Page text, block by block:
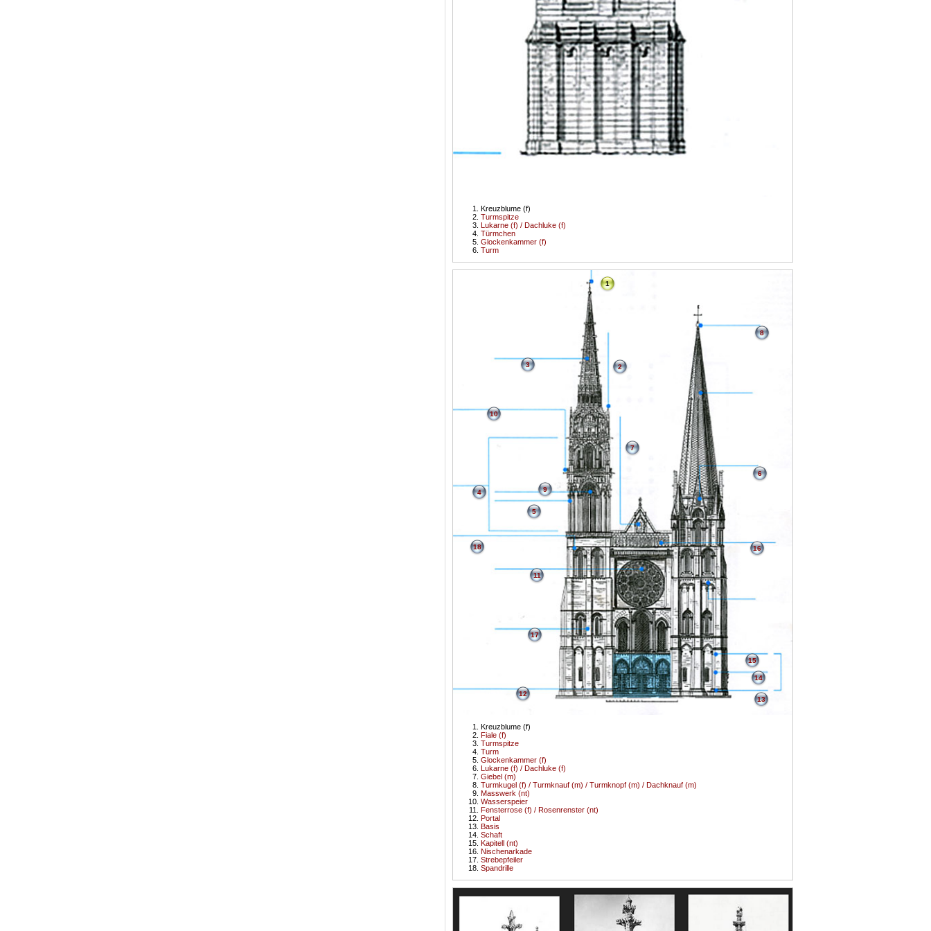
Kreuzblume (f)
Turmspitze
Lukarne (f) / Dachluke (f)
Türmchen
Glockenkammer (f)
Turm
1
Kreuzblume (f)
Fiale (f)
2
Turmspitze
3
Turm
4
Glockenkammer (f)
5
Lukarne (f) / Dachluke (f)
6
Giebel (m)
7
Turmkugel (f) / Turmknauf (m) / Turmknopf (m) / Dachknauf (m)
8
Masswerk (nt)
9
Wasserspeier
10
Fensterrose (f) / Rosenrenster (nt)
11
Portal
12
Basis
13
Schaft
14
Kapitell (nt)
15
Nischenarkade
16
Strebepfeiler
17
Spandrille
18